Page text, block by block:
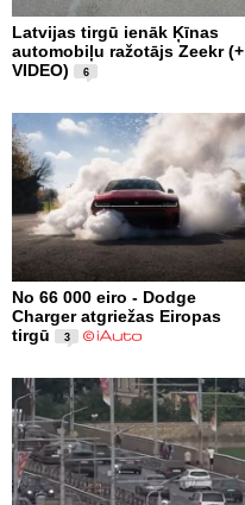
Latvijas tirgū ienāk Ķīnas
automobiļu ražotājs Zeekr (+
VIDEO)
6
No 66 000 eiro - Dodge
Charger atgriežas Eiropas
tirgū
3